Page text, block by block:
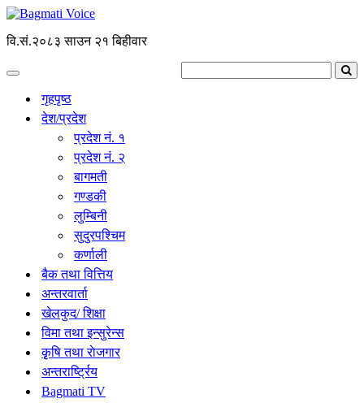
वि.सं.२०८३ साउन २१ बिहीवार
गृहपृष्ठ
देश/प्रदेश
प्रदेश नं. १
प्रदेश नं. २
बागमती
गण्डकी
लुम्बिनी
सुदुरपश्चिम
कर्णाली
बैक तथा वित्तिय
अन्तरवार्ता
खेलकुद/ शिक्षा
विमा तथा इन्सुरेन्स
कृृषि तथा राेजगार
अन्तरार्ष्ट्रिय
Bagmati TV